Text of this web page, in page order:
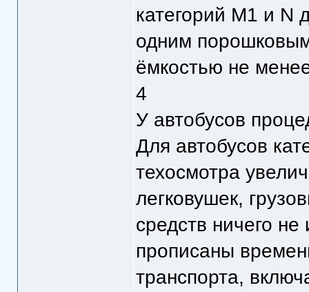
категорий M1 и
одним
ёмкостью не
4
У автобусов
Для автобусов
техосмотра
легковушек,
средств ничего
прописаны
транспорта,